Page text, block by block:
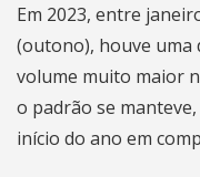
Em 2023, entre
(outono), houve uma
volume muito maior
o padrão se
início do ano em